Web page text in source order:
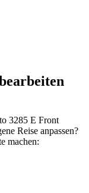
3285 E Front
Reise anpassen?
machen: